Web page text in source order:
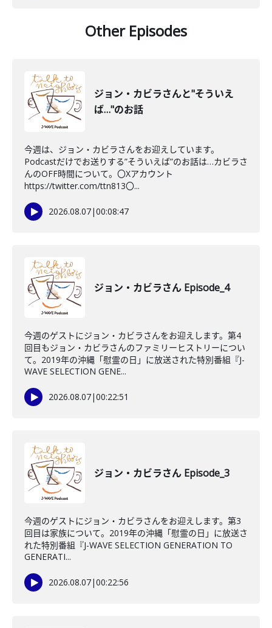
Other Episodes
ジョン・カビラさんと"そういえ
ば…"のお話
今週は、ジョン・カビラさんをお迎えしています。
Podcastだけでお送りする”そういえば”のお話は…カビラさ
んのOFF時間について。〇Xアカウント
https://twitter.com/ttn813〇...
2026.08.07|00:08:47
ジョン・カビラさん Episode_4
今週のゲストにジョン・カビラさんをお迎えします。第4
回目もジョン・カビラさんのファミリーヒストリーについ
て。2019年の沖縄「慰霊の日」に放送された特別番組『J-
WAVE SELECTION GENE...
2026.08.07|00:22:51
ジョン・カビラさん Episode_3
今週のゲストにジョン・カビラさんをお迎えします。第3
回目は家族について。2019年の沖縄「慰霊の日」に放送さ
れた特別番組『J-WAVE SELECTION GENERATION TO
GENERATI...
2026.08.07|00:22:56